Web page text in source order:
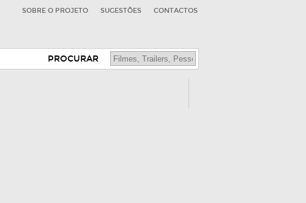
SOBRE O PROJETO SUGESTÕES CONTACTOS
PROCURAR